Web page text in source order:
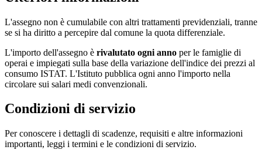
L'assegno non è cumulabile con altri trattamenti previdenziali, tranne
se si ha diritto a percepire dal comune la quota differenziale.
L'importo dell'assegno è rivalutato ogni anno per le famiglie di
operai e impiegati sulla base della variazione dell'indice dei prezzi al
consumo ISTAT. L'Istituto pubblica ogni anno l'importo nella
circolare sui salari medi convenzionali.
Condizioni di servizio
Per conoscere i dettagli di scadenze, requisiti e altre informazioni
importanti, leggi i termini e le condizioni di servizio.